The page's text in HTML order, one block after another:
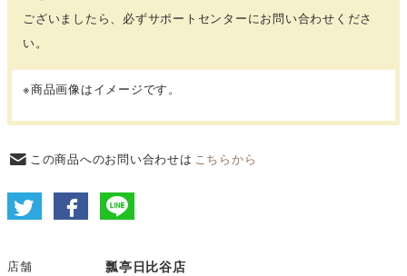
ございましたら、必ずサポートセンターにお問い合わせくださ
い。
※商品画像はイメージです。
この商品へのお問い合わせは こちらから
店舗 瓢亭日比谷店